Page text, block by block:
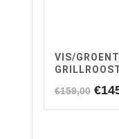
VIS/
€159,00 €